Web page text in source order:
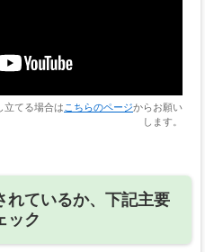
立てる場合は こちらのページからお願い
します。
れているか、下記主要
ック